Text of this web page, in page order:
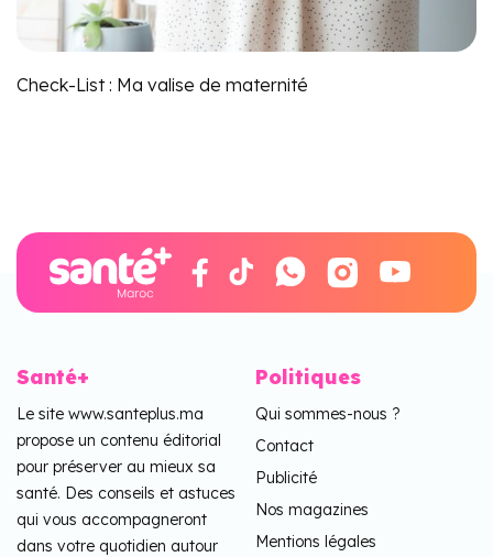
Check-List : Ma valise de maternité
Santé+
Le site www.santeplus.ma
propose un contenu éditorial
pour préserver au mieux sa
santé. Des conseils et astuces
qui vous accompagneront
dans votre quotidien autour
Politiques
Qui sommes-nous ?
Contact
Publicité
Nos magazines
Mentions légales